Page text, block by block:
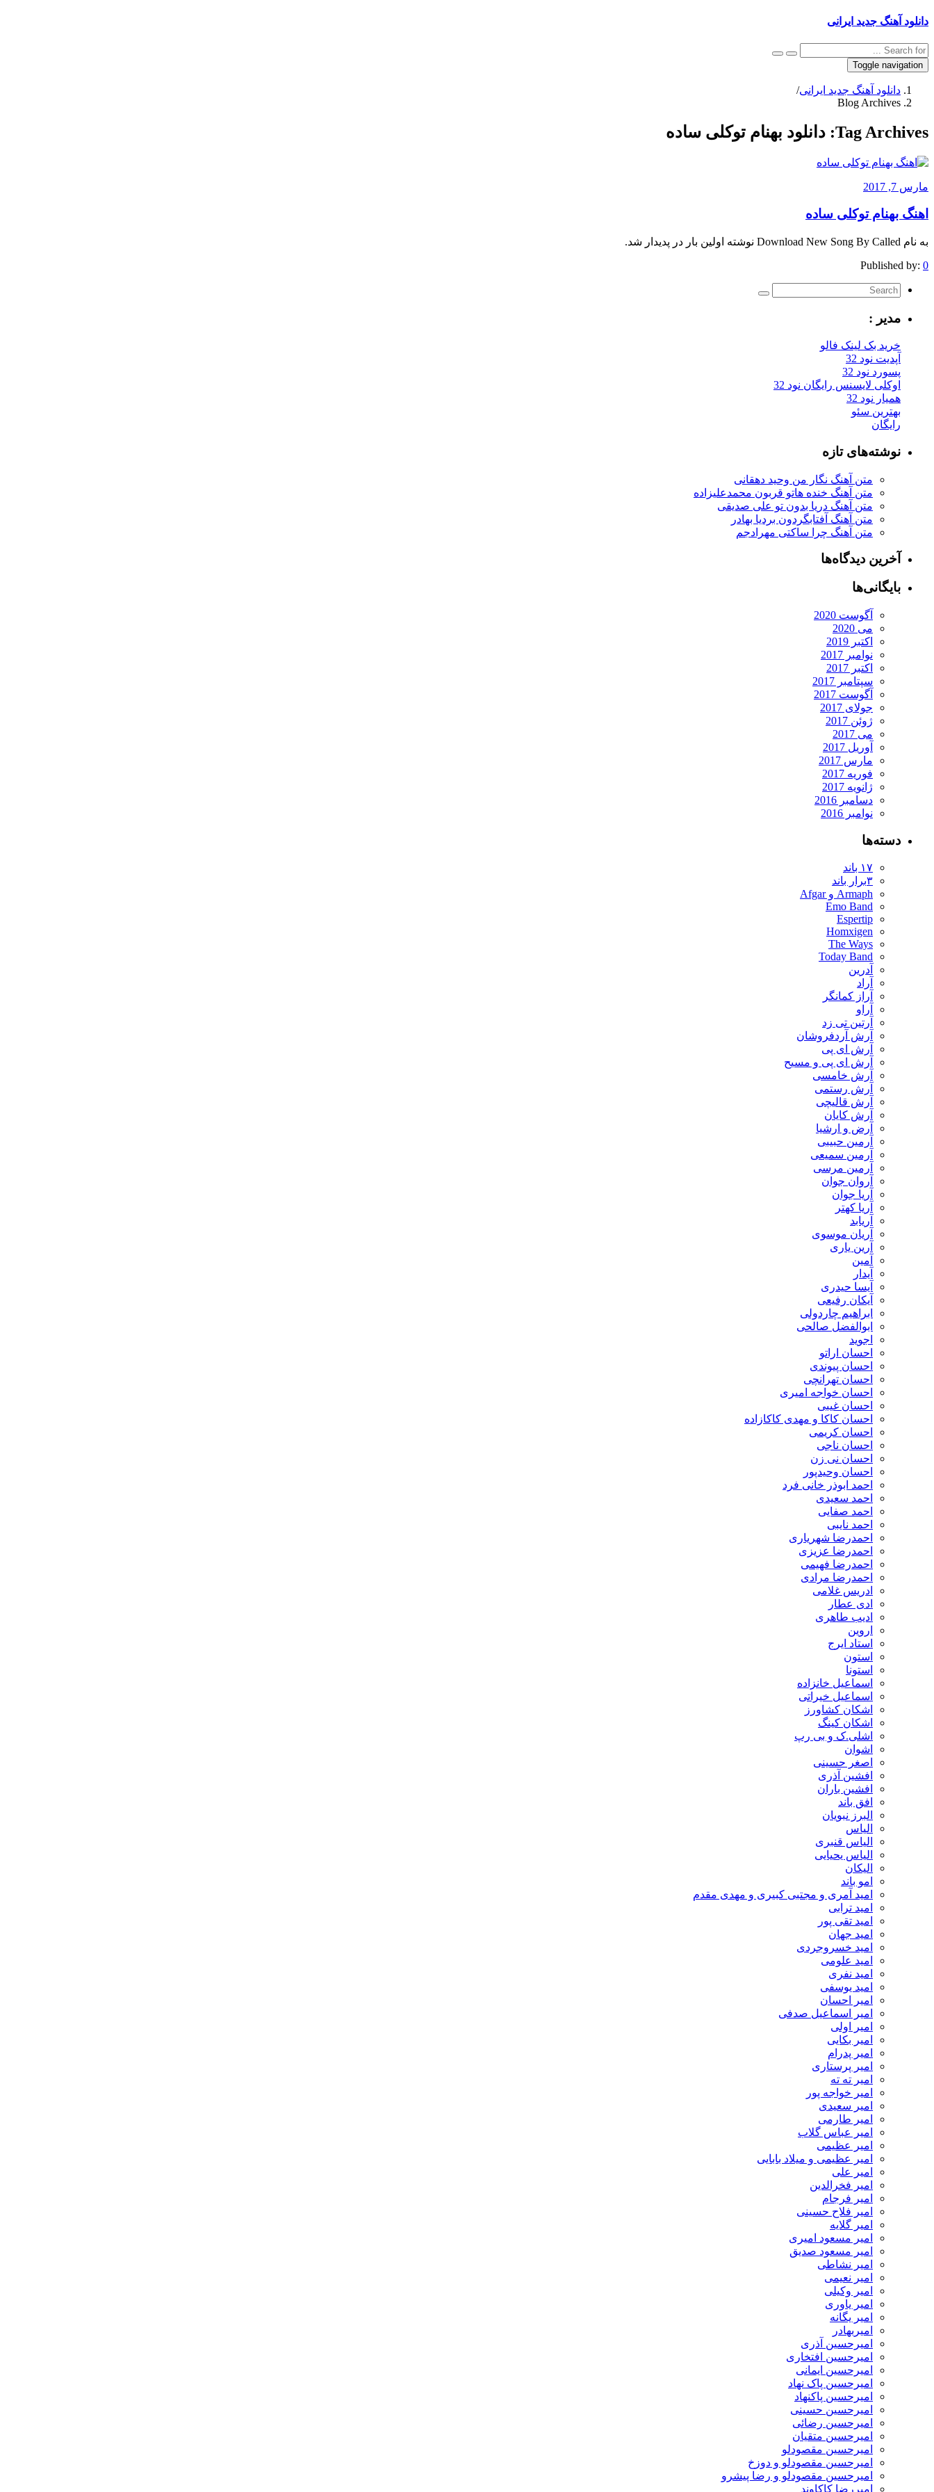
دانلود آهنگ جدید ایرانی
Toggle navigation
دانلود آهنگ جدید ایرانی/
Blog Archives
Tag Archives: دانلود بهنام توکلی ساده
مارس 7, 2017
اهنگ بهنام توکلی ساده
به نام Download New Song By Called نوشته اولین بار در پدیدار شد.
Published by: 0
مدیر :
خرید بک لینک فالو
آپدیت نود 32
پسورد نود 32
اوکلی لایسنس رایگان نود 32
همیار نود 32
بهترین سئو
رایگان
نوشته‌های تازه
متن آهنگ نگار من وحید دهقانی
متن آهنگ خنده هاتو قربون محمدعلیزاده
متن آهنگ دریا بدون تو علی صدیقی
متن آهنگ آفتابگردون بردیا بهادر
متن آهنگ چرا ساکتی مهرادجم
آخرین دیدگاه‌ها
بایگانی‌ها
آگوست 2020
می 2020
اکتبر 2019
نوامبر 2017
اکتبر 2017
سپتامبر 2017
آگوست 2017
جولای 2017
ژوئن 2017
می 2017
آوریل 2017
مارس 2017
فوریه 2017
ژانویه 2017
دسامبر 2016
نوامبر 2016
دسته‌ها
۱۷ باند
۳برار باند
Armaph و Afgar
Emo Band
Espertip
Homxigen
The Ways
Today Band
آدرین
آراد
آراز کمانگر
آراو
آرتین تی زد
آرش آردفروشان
آرش ای پی
آرش ای پی و مسیح
آرش خامسی
آرش رستمی
آرش قالیچی
آرش کایان
​آرض و ارشیا
آرمین حبیبی
آرمین سمیعی
آرمین مرسی
آروان جوان
آریا جوان
آریا کهتر
آریابد
آریان موسوی
آرین یاری
آمین
آیدار
آیسا حیدری
آیکان رفیعی
ابراهیم چاردولی
ابوالفضل صالحی
اجوید
احسان اراتو
احسان پیوندی
احسان تهرانچی
احسان خواجه امیری
احسان غیبی
احسان کاکا و مهدی کاکازاده
احسان کریمی
احسان ناجی
احسان نی زن
احسان وحیدپور
احمد ابوذر خانی فرد
احمد سعیدی
احمد صفایی
احمد نایبی
احمدرضا شهریاری
احمدرضا عزیزی
احمدرضا فهیمی
احمدرضا مرادی
ادریس غلامی
ادی عطار
ادیب طاهری
اروین
استاد ایرج
استون
استونا
اسماعیل خانزاده
اسماعیل خیراتی
اشکان کشاورز
اشکان کینگ
اشلی.ک و بی رپ
اشوان
اصغر حسینی
افشین آذری
افشین باران
افق باند
البرز نبویان
الیاس
الیاس قنبرى
الیاس یحیایی
الیکان
امو باند
امید آمری و مجتبی کبیری و مهدى مقدم
امید ترابی
امید تقی پور
امید جهان
امید خسروجردی
امید علومی
امید نفری
امید یوسفی
امیر احسان
امیر اسماعیل صدفی
امیر اولی
امیر بکایی
امیر پدرام
امیر پرستاری
امیر ته ته
امیر خواجه پور
امیر سعیدی
امیر طارمی
امیر عباس گلاب
امیر عظیمی
امیر عظیمی و میلاد بابایی
امیر علی
امیر فخرالدین
امیر فرجام
امیر فلاح حسینی
امیر گلایه
امیر مسعود امیری
امیر مسعود صدیق
امیر نشاطی
امیر نعیمی
امیر وکیلی
امیر یاوری
امیر یگانه
امیربهادر
امیرحسین آذری
امیرحسین افتخاری
امیرحسین ایمانی
امیرحسین پاک نهاد
امیرحسین پاکنهاد
امیرحسین حسینی
امیرحسین رضائی
امیرحسین متقیان
امیرحسین مقصودلو
امیرحسین مقصودلو و دوزخ
امیرحسین مقصودلو و رضا پیشرو
امیررضا کاکاوند